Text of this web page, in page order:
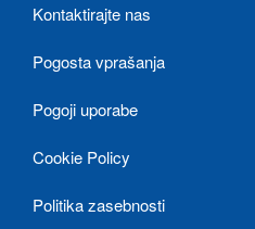
Kontaktirajte nas
Pogosta vprašanja
Pogoji uporabe
Cookie Policy
Politika zasebnosti